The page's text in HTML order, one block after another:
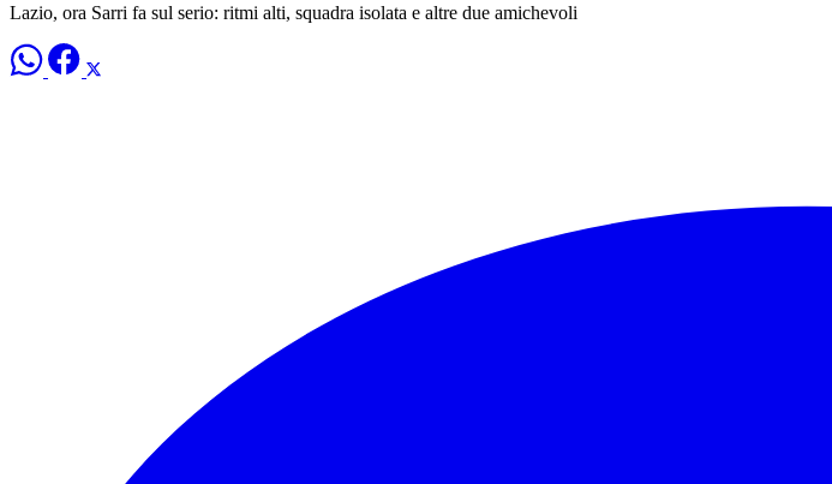
Lazio, ora Sarri fa sul serio: ritmi alti, squadra isolata e altre due amichevoli